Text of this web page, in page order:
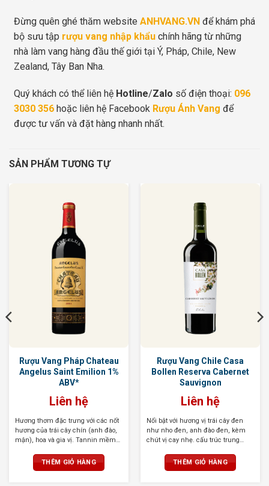
Đừng quên ghé thăm website ANHVANG.VN để khám phá
bộ sưu tập rượu vang nhập khẩu chính hãng từ những
nhà làm vang hàng đầu thế giới tại Ý, Pháp, Chile, New
Zealand, Tây Ban Nha.
Quý khách có thể liên hệ Hotline/Zalo số điện thoại: 096
3030 356 hoặc liên hệ Facebook Rượu Ánh Vang để
được tư vấn và đặt hàng nhanh nhất.
SẢN PHẨM TƯƠNG TỰ
Rượu Vang Pháp Chateau
Angelus Saint Emilion 1%
ABV*
Liên hệ
Hương thơm đặc trưng với các nốt
hương của trái cây chín (anh đào,
mận), hoa và gia vị. Tannin mềm
với sự cân bằng giữa độ chua và
độ ngọt, để lại hậu vị dài lâu.
THÊM GIỎ HÀNG
Rượu Vang Chile Casa
Bollen Reserva Cabernet
Sauvignon
Liên hệ
Nổi bật với hương vị trái cây đen
như nho đen, anh đào đen, kèm
chút vị cay nhẹ. cấu trúc trung
THÊM GIỎ HÀNG